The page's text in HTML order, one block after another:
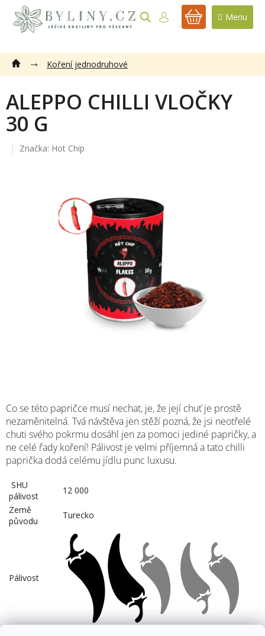
obsah
NÁKUPNÍ
Koření jednodruhové
ALEPPO CHILLI VLOČKY
30 G
Značka: Hot Chip
Co se této papričce musí nechat, je, že její chuť je prostě
nezaměnitelná. Tvá návštěva jen stěží pozná, že jsi neotřelé
chuti svého pokrmu dosáhl jen za pomoci jediné papričky, a
ne celé řady koření! Pálivost je velmi příjemná a tato chilli
paprička dodá celému jídlu punc luxusu.
️ SHU
pálivost
12 000
Země
původu
Turecko
Pálivost